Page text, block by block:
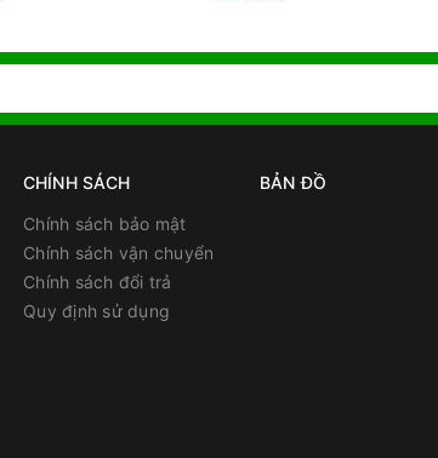
CHÍNH SÁCH
Chính sách bảo mật
Chính sách vận chuyển
Chính sách đổi trả
Quy định sử dụng
BẢN ĐỒ